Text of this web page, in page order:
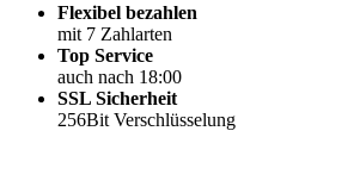
Flexibel bezahlen
mit 7 Zahlarten
Top Service
auch nach 18:00
SSL Sicherheit
256Bit Verschlüsselung